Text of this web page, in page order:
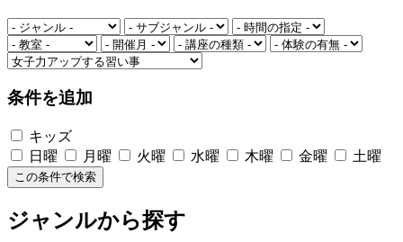
条件を追加
キッズ
日曜
月曜 火曜 水曜 木曜 金曜 土曜
この条件で検索
ジャンルから探す